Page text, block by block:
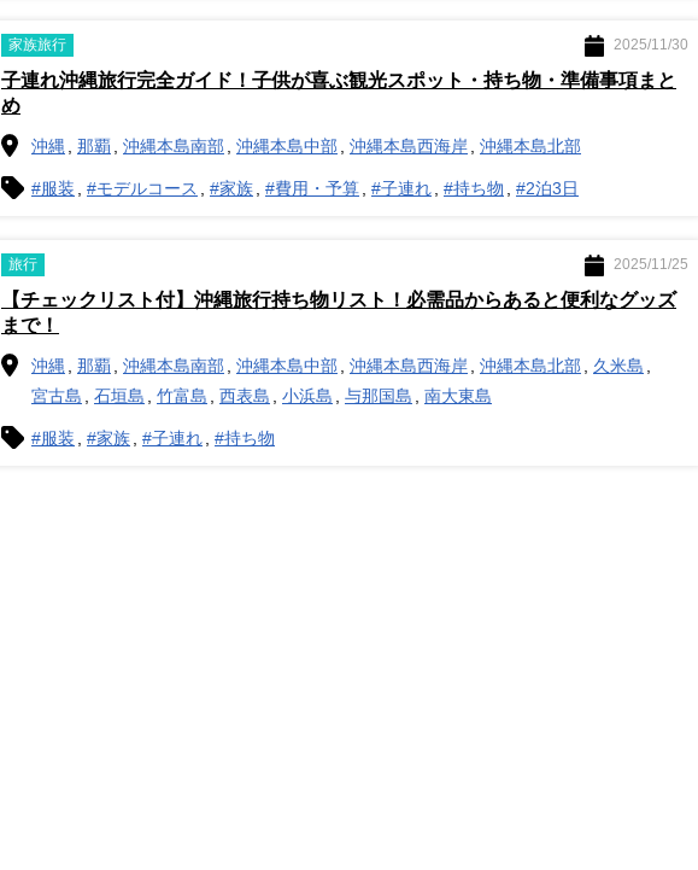
家族旅行 2025/11/30
子連れ沖縄旅行完全ガイド！子供が喜ぶ観光スポット・持ち物・準備事項まと
め
沖縄 那覇 沖縄本島南部 沖縄本島中部 沖縄本島西海岸 沖縄本島北部
#服装 #モデルコース #家族 #費用・予算 #子連れ #持ち物 #2泊3日
旅行 2025/11/25
【チェックリスト付】沖縄旅行持ち物リスト！必需品からあると便利なグッズ
まで！
沖縄 那覇 沖縄本島南部 沖縄本島中部 沖縄本島西海岸 沖縄本島北部
久米島
宮古島
石垣島 竹富島 西表島 小浜島 与那国島 南大東島
#服装 #家族 #子連れ #持ち物